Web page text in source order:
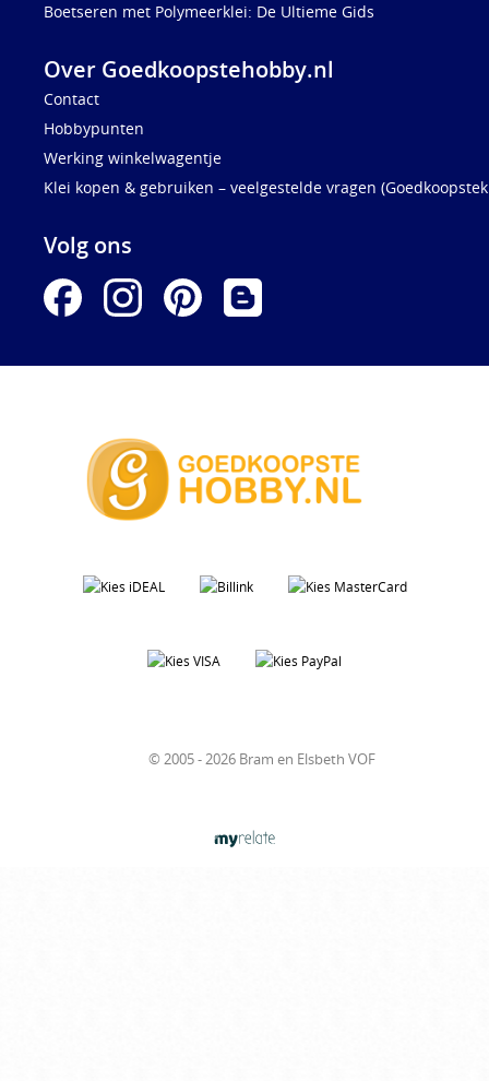
Boetseren met Polymeerklei: De Ultieme Gids
Over Goedkoopstehobby.nl
Contact
Hobbypunten
Werking winkelwagentje
Klei kopen & gebruiken – veelgestelde vragen
Volg ons
© 2005 - 2026 Bram en Elsbeth VOF